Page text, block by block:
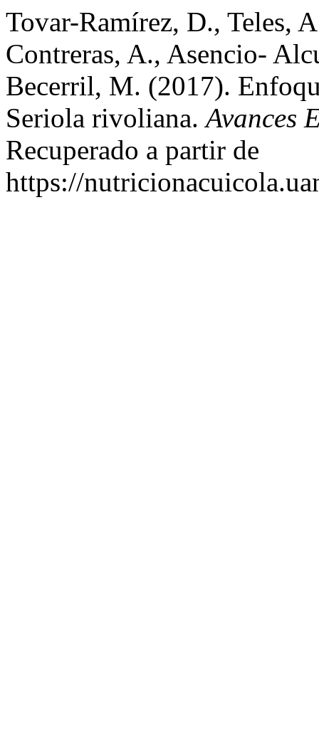
Tovar-Ramírez, D., Teles,
Contreras, A., Asencio-
Becerril, M. (2017).
Seriola rivoliana.Avances
Recuperado a partir de
https://